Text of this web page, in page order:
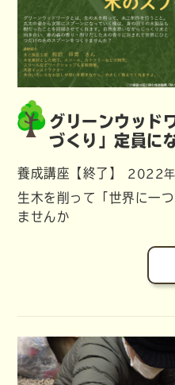
グリーンウッド
づくり」定員に
養成講座【終了】 2022
生木を削って「世界に一
ませんか